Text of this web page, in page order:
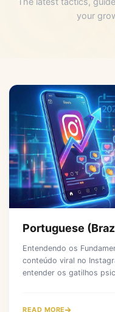
your
Portuguese
Entendendo os
conteúdo viral no
entender os gatilhos
READ MORE